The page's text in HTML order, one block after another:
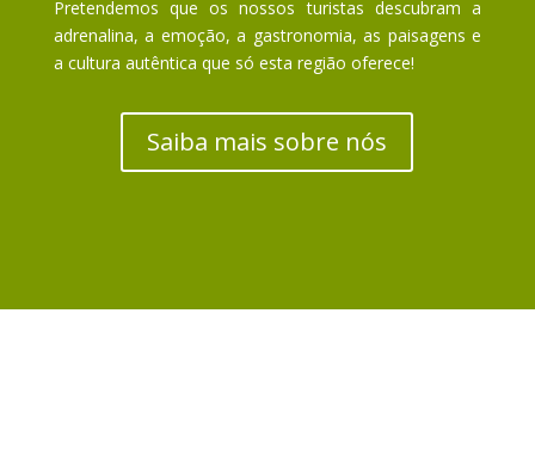
Pretendemos que os nossos turistas descubram a
adrenalina, a emoção, a gastronomia, as paisagens e
a cultura autêntica que só esta região oferece!
Saiba mais sobre nós